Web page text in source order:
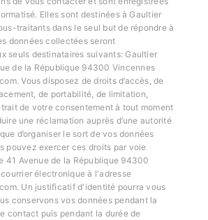
Elles sont destinées à Gaultier
traitants dans le seul but de répondre à
données collectées seront
seuls destinataires suivants: Gaultier
de la République 94300 Vincennes
Vous disposez de droits d’accès, de
de portabilité, de limitation,
de votre consentement à tout moment
une réclamation auprès d’une autorité
d’organiser le sort de vos données
pouvez exercer ces droits par voie
41 Avenue de la République 94300
électronique à l'adresse
Un justificatif d'identité pourra vous
conservons vos données pendant la
contact puis pendant la durée de